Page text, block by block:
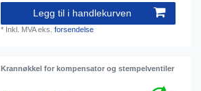
Legg til i handlekurven
* Inkl. MVAeks.forsendelse
Krannøkkel for kompensator og stempelventiler